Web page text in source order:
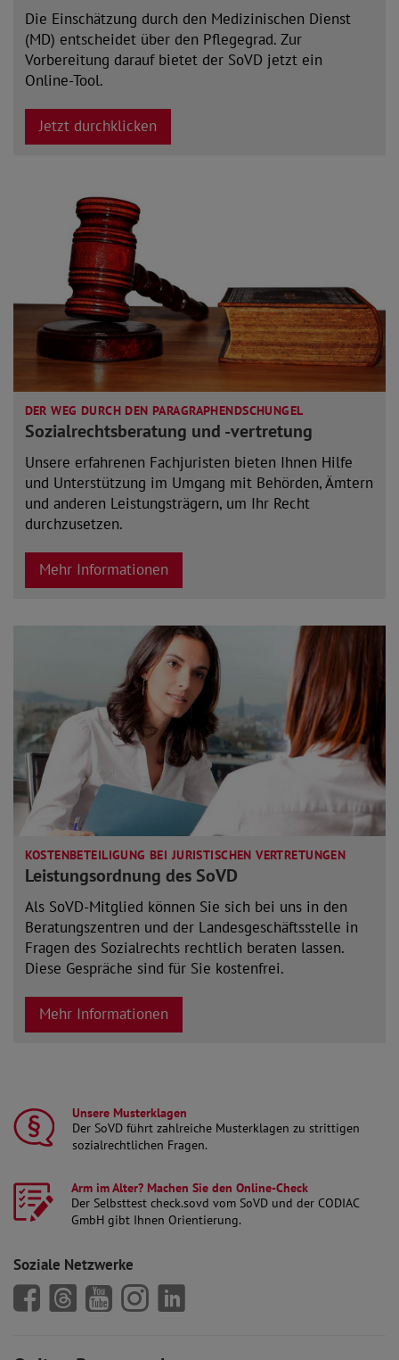
Die Einschätzung durch den Medizinischen Dienst
(MD) entscheidet über den Pflegegrad. Zur
Vorbereitung darauf bietet der SoVD jetzt ein
Online-Tool.
Jetzt durchklicken
DER WEG DURCH DEN PARAGRAPHENDSCHUNGEL
Sozialrechtsberatung und -vertretung
Unsere erfahrenen Fachjuristen bieten Ihnen Hilfe
und Unterstützung im Umgang mit Behörden, Ämtern
und anderen Leistungsträgern, um Ihr Recht
durchzusetzen.
Mehr Informationen
KOSTENBETEILIGUNG BEI JURISTISCHEN VERTRETUNGEN
Leistungsordnung des SoVD
Als SoVD-Mitglied können Sie sich bei uns in den
Beratungszentren und der Landesgeschäftsstelle in
Fragen des Sozialrechts rechtlich beraten lassen.
Diese Gespräche sind für Sie kostenfrei.
Mehr Informationen
Unsere Musterklagen
Der SoVD führt zahlreiche Musterklagen zu strittigen
sozialrechtlichen Fragen.
Arm im Alter? Machen Sie den Online-Check
Der Selbsttest check.sovd vom SoVD und der CODIAC
GmbH gibt Ihnen Orientierung.
Soziale Netzwerke
SoVD auf Facebook
SoVD auf Threads
SoVD auf Youtube
SoVD auf Instagram
SoVD auf LinkedIn